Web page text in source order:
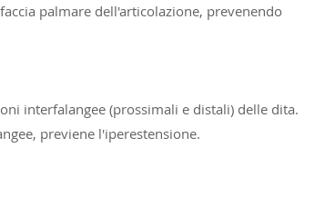
palmare dell'articolazione, prevenendo
interfalangee (prossimali e distali) delle dita.
previene l'iperestensione.